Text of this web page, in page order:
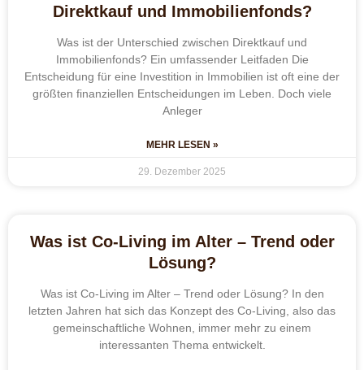
Direktkauf und Immobilienfonds?
Was ist der Unterschied zwischen Direktkauf und
Immobilienfonds? Ein umfassender Leitfaden Die
Entscheidung für eine Investition in Immobilien ist oft eine der
größten finanziellen Entscheidungen im Leben. Doch viele
Anleger
MEHR LESEN »
29. Dezember 2025
Was ist Co-Living im Alter – Trend oder
Lösung?
Was ist Co-Living im Alter – Trend oder Lösung? In den
letzten Jahren hat sich das Konzept des Co-Living, also das
gemeinschaftliche Wohnen, immer mehr zu einem
interessanten Thema entwickelt.